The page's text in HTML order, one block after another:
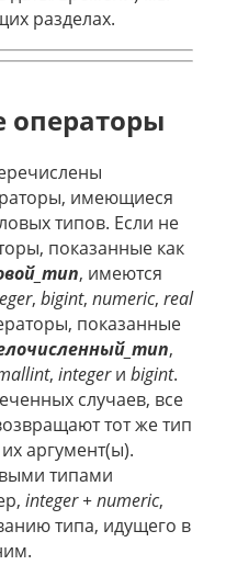
разделах.
операторы
имеющиеся
типов. Если не
показанные как
, имеются
, bigint, numeric, real
показанные
,
, integerи bigint.
случаев, все
тот же тип
аргумент(ы).
типами
integer + numeric,
типа, идущего в